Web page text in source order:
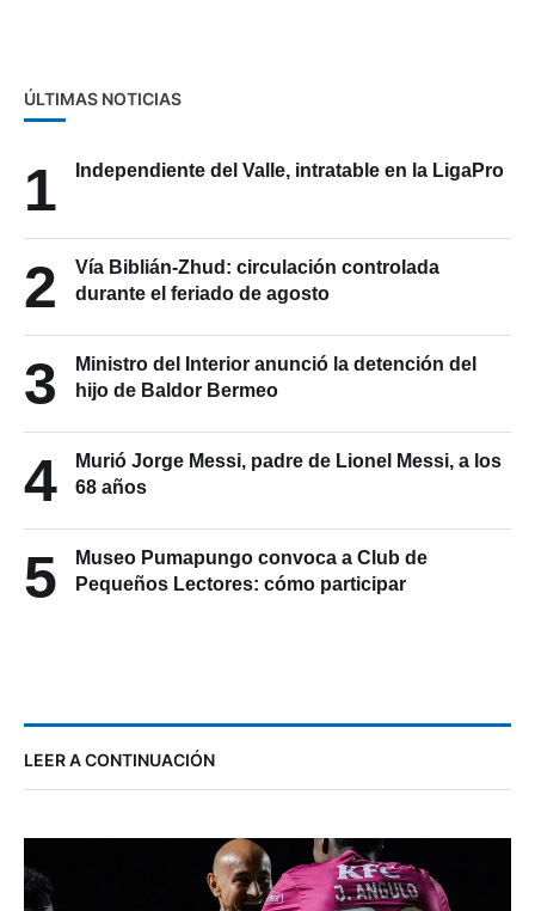
ÚLTIMAS NOTICIAS
1 Independiente del Valle, intratable en la LigaPro
2
Vía Biblián-Zhud: circulación controlada
durante el feriado de agosto
3
Ministro del Interior anunció la detención del
hijo de Baldor Bermeo
4
Murió Jorge Messi, padre de Lionel Messi, a los
68 años
5
Museo Pumapungo convoca a Club de
Pequeños Lectores: cómo participar
LEER A CONTINUACIÓN